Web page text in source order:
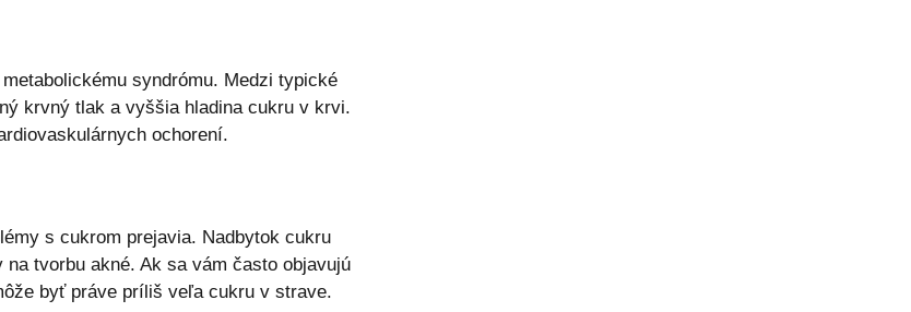
syndrómu. Medzi typické
krvný tlak a vyššia hladina cukru v krvi.
ochorení.
s cukrom prejavia. Nadbytok cukru
tvorbu akné. Ak sa vám často objavujú
byť práve príliš veľa cukru v strave.